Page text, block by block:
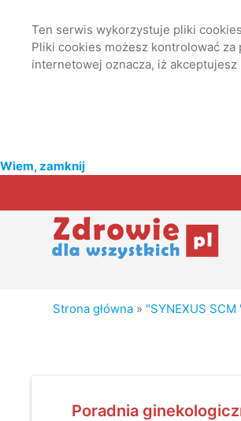
Ten serwis wykorzystuje pliki
Pliki cookies możesz kontrolować
internetowej oznacza, iż
Wiem, zamknij
Strona główna » "SYNEXUS
Poradnia